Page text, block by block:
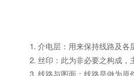
1. 介电层：用来保持线路及各
2. 丝印：此为非必要之构成，
3. 线路与图面：线路是做为原